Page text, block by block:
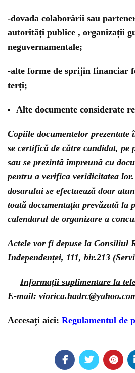
-dovada colaborării sau
autorități publice , organizații
neguvernamentale;
-alte forme de sprijin financiar
terți;
Alte documente considerate
Copiile documentelor prezentate
se certifică de către candidat, pe
sau se prezintă împreună cu
pentru a verifica veridicitatea
dosarului se efectuează doar
toată documentația prevăzută la
calendarul de organizare a
Actele vor fi depuse la Consiliul
Independenței, 111, bir.213
Informații suplimentare la
E-mail:
Accesați aici: Regulamentul de